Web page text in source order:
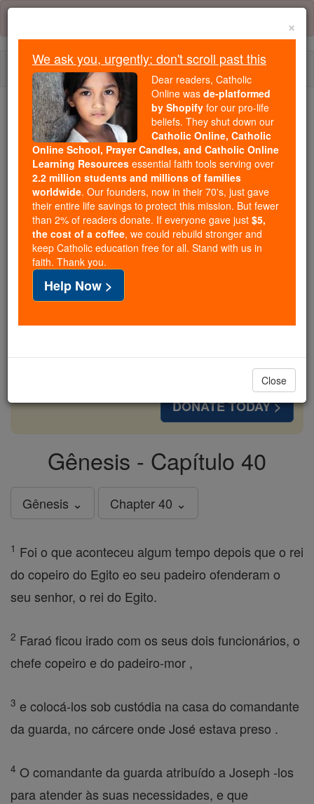
Skip
content
Because of You, 2.2 Million
Students Are Being Formed in the
Faith
Because of generous supporters like you,
Catholic Online School has already delivered
free, faithful Catholic education to over 2.2
million students across 193 countries. In an age
of noise and algorithms, you are helping form
souls with truth, prayer, Scripture, and Christ.
If everyone who reads this gave just $5 — the
free for all. Be Courageous. Be Catholic. Stand
DONATE TODAY >
Gênesis - Capítulo 40
Gênesis ⌄ Chapter 40 ⌄
1 Foi o que aconteceu algum tempo depois que o rei
do copeiro do Egito eo seu padeiro ofenderam o
seu senhor, o rei do Egito.
2 Faraó ficou irado com os seus dois funcionários, o
chefe copeiro e do padeiro-mor ,
3 e colocá-los sob custódia na casa do comandante
da guarda, no cárcere onde José estava preso .
4 O comandante da guarda atribuído a Joseph -los
para atender às suas necessidades, e que
×
We ask you, urgently: don't scroll past this
Dear readers, Catholic
Online was de-platformed
by Shopify for our pro-life
beliefs. They shut down our
Catholic Online, Catholic
Online School, Prayer Candles, and Catholic Online
Learning Resources essential faith tools serving over
2.2 million students and millions of families
worldwide. Our founders, now in their 70's, just gave
their entire life savings to protect this mission. But fewer
than 2% of readers donate. If everyone gave just $5,
the cost of a coffee, we could rebuild stronger and
keep Catholic education free for all. Stand with us in
faith. Thank you.
Help Now >
Close